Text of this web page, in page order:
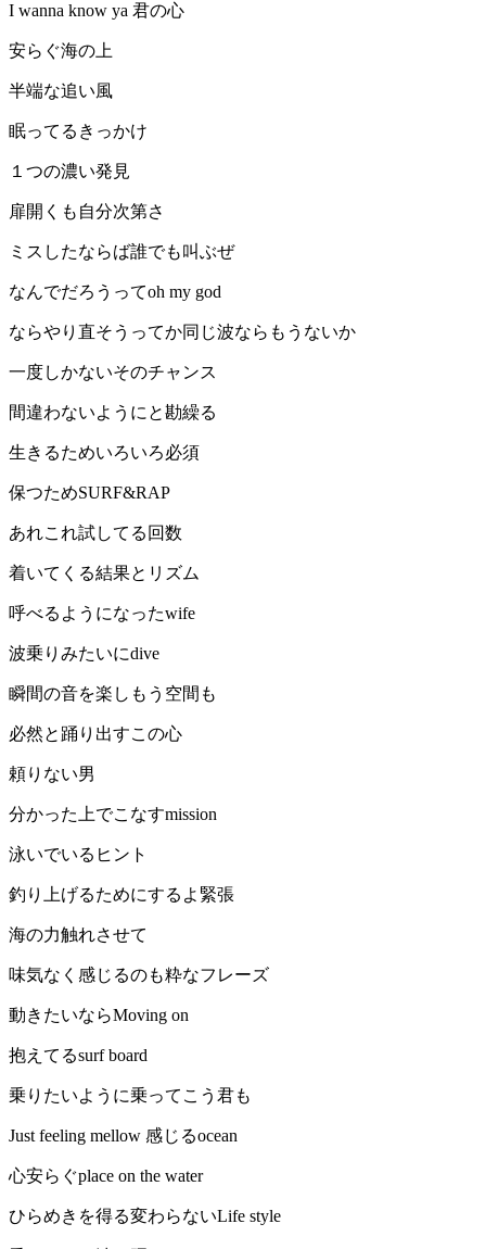
I wanna know ya 君の心
安らぐ海の上
半端な追い風
眠ってるきっかけ
１つの濃い発見
扉開くも自分次第さ
ミスしたならば誰でも叫ぶぜ
なんでだろうってoh my god
ならやり直そうってか同じ波ならもうないか
一度しかないそのチャンス
間違わないようにと勘繰る
生きるためいろいろ必須
保つためSURF&RAP
あれこれ試してる回数
着いてくる結果とリズム
呼べるようになったwife
波乗りみたいにdive
瞬間の音を楽しもう空間も
必然と踊り出すこの心
頼りない男
分かった上でこなすmission
泳いでいるヒント
釣り上げるためにするよ緊張
海の力触れさせて
味気なく感じるのも粋なフレーズ
動きたいならMoving on
抱えてるsurf board
乗りたいように乗ってこう君も
Just feeling mellow 感じるocean
心安らぐplace on the water
ひらめきを得る変わらないLife style